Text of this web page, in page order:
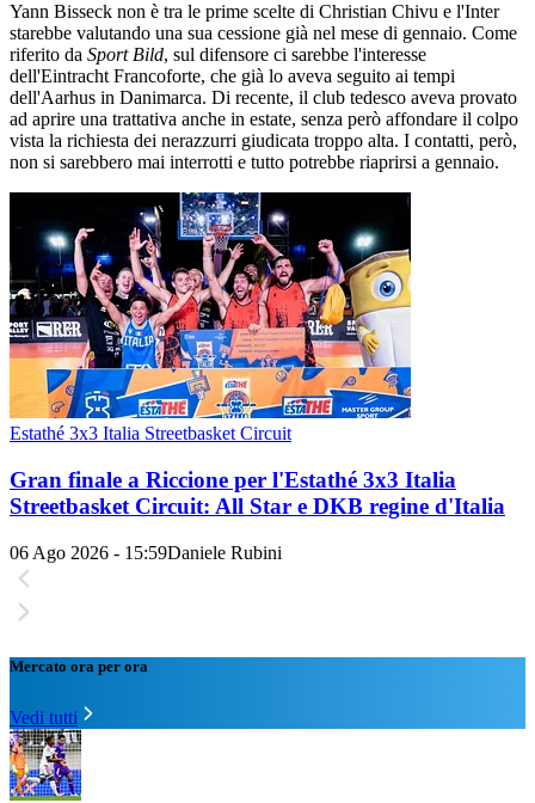
Yann Bisseck non è tra le prime scelte di Christian Chivu e l'Inter
starebbe valutando una sua cessione già nel mese di gennaio. Come
riferito da Sport Bild, sul difensore ci sarebbe l'interesse
dell'Eintracht Francoforte, che già lo aveva seguito ai tempi
dell'Aarhus in Danimarca. Di recente, il club tedesco aveva provato
ad aprire una trattativa anche in estate, senza però affondare il colpo
vista la richiesta dei nerazzurri giudicata troppo alta. I contatti, però,
non si sarebbero mai interrotti e tutto potrebbe riaprirsi a gennaio.
Estathé 3x3 Italia Streetbasket Circuit
Gran finale a Riccione per l'Estathé 3x3 Italia
Streetbasket Circuit: All Star e DKB regine d'Italia
06 Ago 2026 - 15:59Daniele Rubini
Mercato ora per ora
Vedi tutti